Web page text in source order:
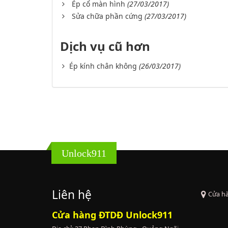
Ép cổ màn hình (27/03/2017)
Sửa chữa phần cứng (27/03/2017)
Dịch vụ cũ hơn
Ép kính chân không (26/03/2017)
Unlock911
Liên hệ
Cửa hàng ĐTDĐ Unlock911
Cửa